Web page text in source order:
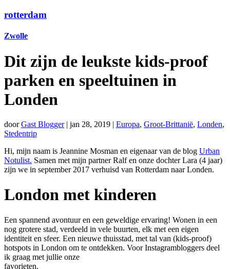
rotterdam
Zwolle
Dit zijn de leukste kids-proof
parken en speeltuinen in
Londen
doorGast Blogger| jan 28, 2019 | Europa, Groot-Brittanië, Londen,
Stedentrip
Hi, mijn naam is Jeannine Mosman en eigenaar van de blog Urban
Notulist. Samen met mijn partner Ralf en onze dochter Lara (4 jaar)
zijn we in september 2017 verhuisd van Rotterdam naar Londen.
London met kinderen
Een spannend avontuur en een geweldige ervaring! Wonen in een
nog grotere stad, verdeeld in vele buurten, elk met een eigen
identiteit en sfeer. Een nieuwe thuisstad, met tal van (kids-proof)
hotspots in London om te ontdekken. Voor Instagrambloggers deel
ik graag met jullie onze
favorieten.